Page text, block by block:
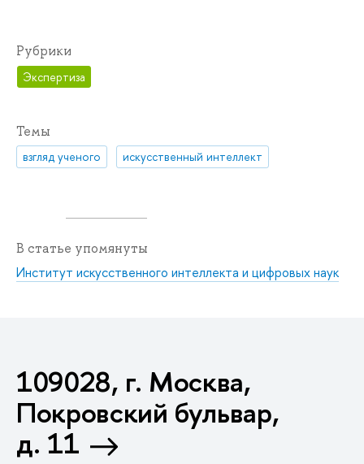
Рубрики
Экспертиза
Темы
взгляд ученого искусственный интеллект
В статье упомянуты
Институт искусственного интеллекта и цифровых наук
109028, г. Москва,
Покровский бульвар,
д. 11